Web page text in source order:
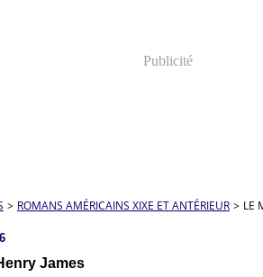
Publicité
> ROMANS AMÉRICAINS XIXE ET ANTÉRIEUR > LE
James